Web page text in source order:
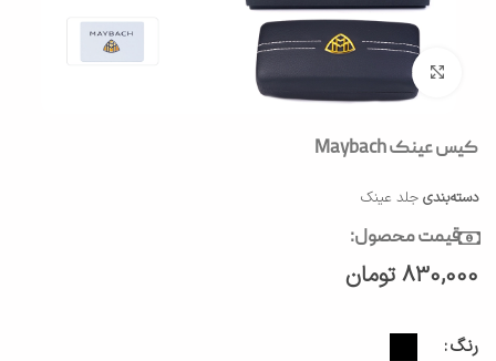
بزرگنمایی تصویر
کیس عینک Maybach
دسته‌بندی جلد عینک
قیمت محصول:
830,000 تومان
رنگ